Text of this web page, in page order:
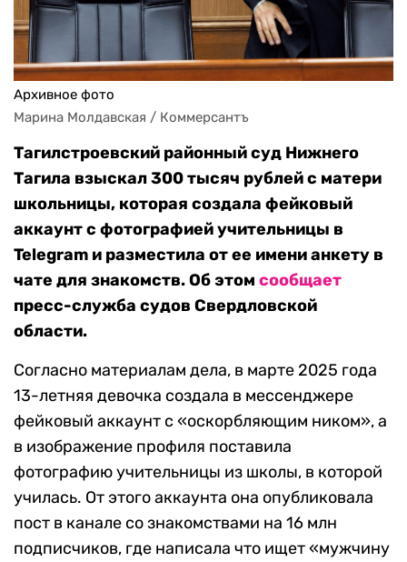
Архивное фото
Марина Молдавская / Коммерсантъ
Тагилстроевский районный суд Нижнего
Тагила взыскал 300 тысяч рублей с матери
школьницы, которая создала фейковый
аккаунт с фотографией учительницы в
Telegram и разместила от ее имени анкету в
чате для знакомств. Об этом сообщает
пресс-служба судов Свердловской
области.
Согласно материалам дела, в марте 2025 года
13-летняя девочка создала в мессенджере
фейковый аккаунт с «оскорбляющим ником», а
в изображение профиля поставила
фотографию учительницы из школы, в которой
училась. От этого аккаунта она опубликовала
пост в канале со знакомствами на 16 млн
подписчиков, где написала что ищет «мужчину